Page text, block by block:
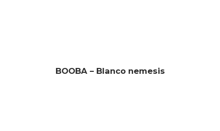
BOOBA – Blanco nemesis